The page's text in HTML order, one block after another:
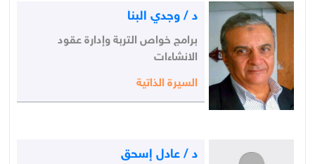
د / وجدي البنا
برامج خواص التربة وإدارة عقود
الانشاءات
السيرة الذاتية
د / عادل إسحق